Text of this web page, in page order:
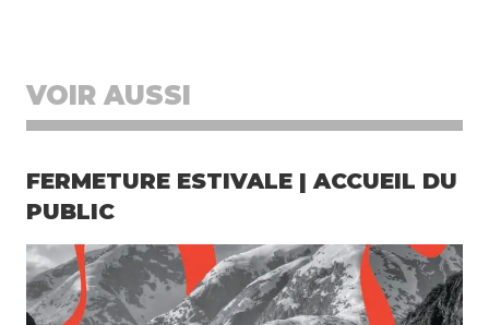
VOIR AUSSI
FERMETURE ESTIVALE | ACCUEIL DU
PUBLIC
ct